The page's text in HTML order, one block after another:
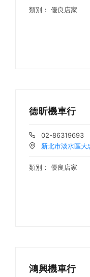
類別： 優良店家
德昕機車行
02-86319693
新北市淡水區大
類別： 優良店家
鴻興機車行